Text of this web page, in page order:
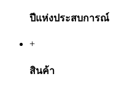
ปีแห่งประสบการณ์
+
สินค้า